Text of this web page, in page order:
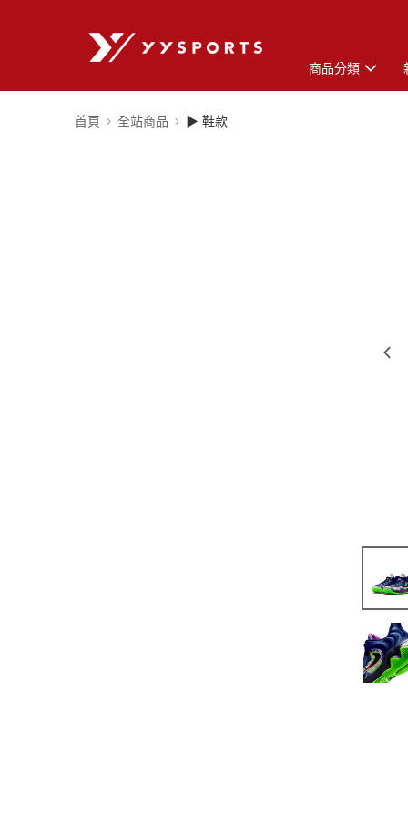
商品分類
首頁 全站商品 ▶ 鞋款